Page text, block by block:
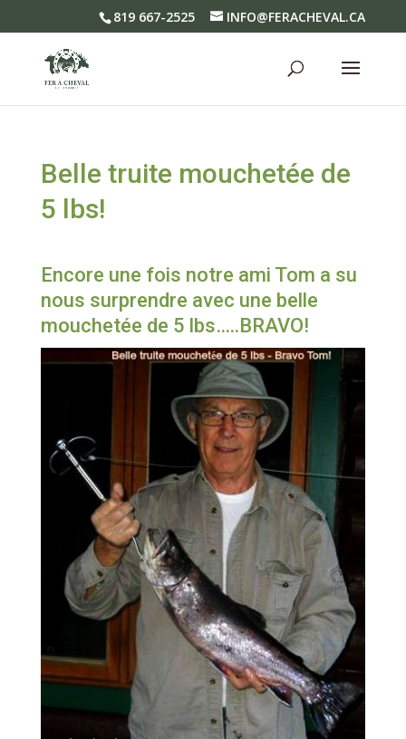
819 667-2525 INFO@FERACHEVAL.CA
Belle truite mouchetée de
5 lbs!
Encore une fois notre ami Tom a su
nous surprendre avec une belle
mouchetée de 5 lbs…..BRAVO!